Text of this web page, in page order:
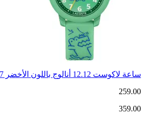
ساعة لاكوست 12.12 أنالوج باللون الأخضر 2030057
259.00
359.00